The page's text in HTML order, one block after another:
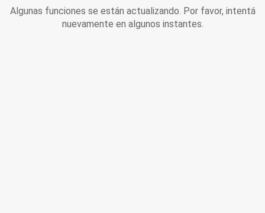
Algunas funciones se están actualizando. Por favor, intentá
nuevamente en algunos instantes.